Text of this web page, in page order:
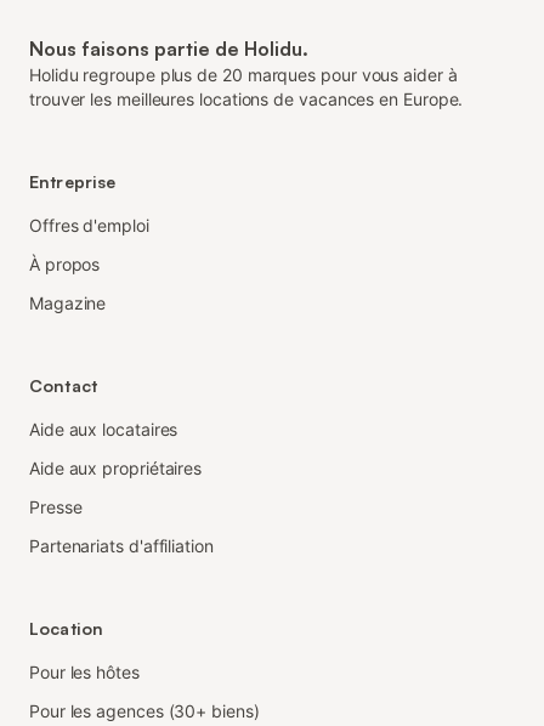
Nous faisons partie de Holidu.
Holidu regroupe plus de 20 marques pour vous aider à
trouver les meilleures locations de vacances en Europe.
Entreprise
Offres d'emploi
À propos
Magazine
Contact
Aide aux locataires
Aide aux propriétaires
Presse
Partenariats d'affiliation
Location
Pour les hôtes
Pour les agences (30+ biens)